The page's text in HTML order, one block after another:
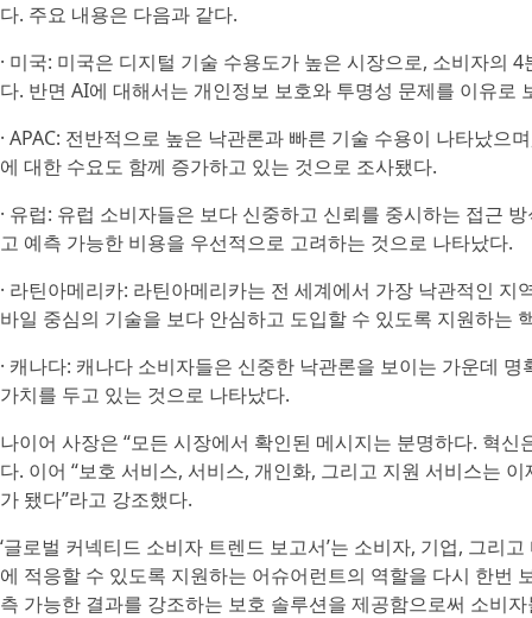
다. 주요 내용은 다음과 같다.
· 미국: 미국은 디지털 기술 수용도가 높은 시장으로, 소비자의
다. 반면 AI에 대해서는 개인정보 보호와 투명성 문제를 이유로
· APAC: 전반적으로 높은 낙관론과 빠른 기술 수용이 나타났
에 대한 수요도 함께 증가하고 있는 것으로 조사됐다.
· 유럽: 유럽 소비자들은 보다 신중하고 신뢰를 중시하는 접근
고 예측 가능한 비용을 우선적으로 고려하는 것으로 나타났다.
· 라틴아메리카: 라틴아메리카는 전 세계에서 가장 낙관적인
바일 중심의 기술을 보다 안심하고 도입할 수 있도록 지원하는
· 캐나다: 캐나다 소비자들은 신중한 낙관론을 보이는 가운데
가치를 두고 있는 것으로 나타났다.
나이어 사장은 “모든 시장에서 확인된 메시지는 분명하다. 혁
다. 이어 “보호 서비스, 서비스, 개인화, 그리고 지원 서비스는
가 됐다”라고 강조했다.
‘글로벌 커넥티드 소비자 트렌드 보고서’는 소비자, 기업, 그리
에 적응할 수 있도록 지원하는 어슈어런트의 역할을 다시 한번
측 가능한 결과를 강조하는 보호 솔루션을 제공함으로써 소비